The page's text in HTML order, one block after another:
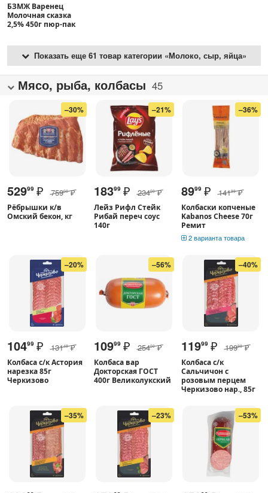
БЗМЖ Варенец
Молочная сказка
2,5% 450г пюр-пак
Показать еще 61 товар категории «Молоко, сыр, яйца»
Мясо, рыба, колбасы 45
–30%
52999 ₽ 75900 ₽
Рёбрышки к/в
Омский бекон, кг
–21%
18399 ₽ 23400 ₽
Лейз Рифл Стейк
Рибай переч соус
140г
–36%
8999 ₽ 14199 ₽
Колбаски копченые
Kabanos Cheese 70г
Ремит
2 варианта товара
–20%
10499 ₽ 13149 ₽
Колбаса с/к Астория
нарезка 85г
Черкизово
–56%
10999 ₽ 25400 ₽
Колбаса вар
Докторская ГОСТ
400г Великолукский
–40%
11999 ₽ 19999 ₽
Колбаса с/к
Сальчичон с
розовым перцем
Черкизово нар., 85г
–35% –23% –53%